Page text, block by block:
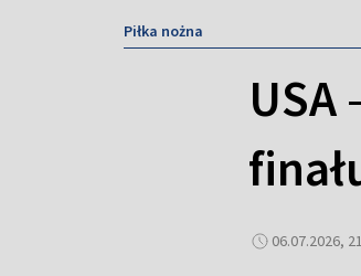
Piłka nożna
USA
06.07.2026,